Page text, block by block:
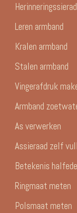
Leren armband
Kralen armband
Stalen armband
Vingerafdruk
Armband
As verwerken
Assieraad zelf
Betekenis
Ringmaat meten
Polsmaat meten